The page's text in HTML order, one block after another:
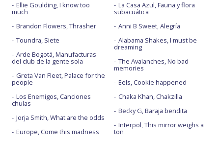
Ellie Goulding, I know too
much
Brandon Flowers, Thrasher
Toundra, Siete
Arde Bogotá, Manufacturas
del club de la gente sola
Greta Van Fleet, Palace for the
people
Los Enemigos, Canciones
chulas
Jorja Smith, What are the odds
Europe, Come this madness
La Casa Azul, Fauna y flora
subacuática
Anni B Sweet, Alegría
Alabama Shakes, I must be
dreaming
The Avalanches, No bad
memories
Eels, Cookie happened
Chaka Khan, Chakzilla
Becky G, Baraja bendita
Interpol, This mirror weighs a
ton